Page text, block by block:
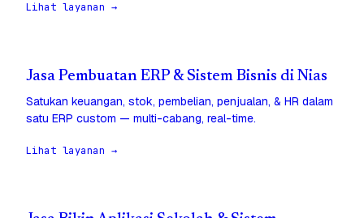
Lihat layanan →
Jasa Pembuatan ERP & Sistem Bisnis di Nias
Satukan keuangan, stok, pembelian, penjualan, & HR dalam
satu ERP custom — multi-cabang, real-time.
Lihat layanan →